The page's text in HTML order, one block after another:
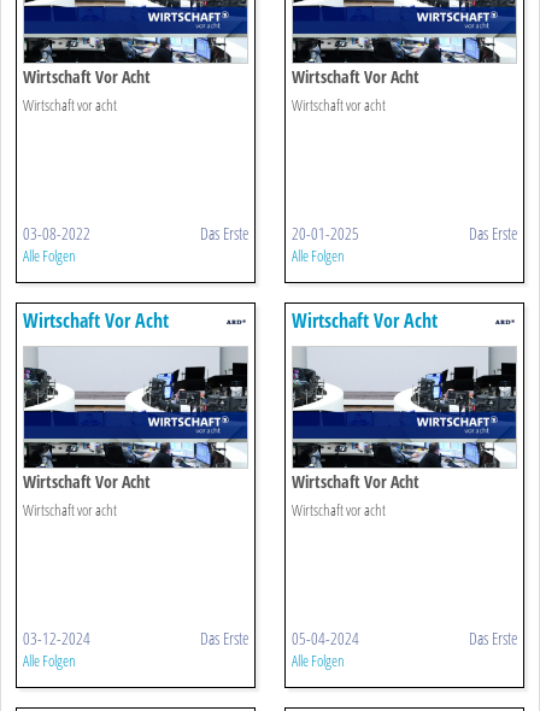
Wirtschaft Vor Acht
Wirtschaft vor acht
03-08-2022 Das Erste
Alle Folgen
Wirtschaft Vor Acht
Wirtschaft vor acht
20-01-2025 Das Erste
Alle Folgen
Wirtschaft Vor Acht
Wirtschaft Vor Acht
Wirtschaft vor acht
03-12-2024 Das Erste
Alle Folgen
Wirtschaft Vor Acht
Wirtschaft Vor Acht
Wirtschaft vor acht
05-04-2024 Das Erste
Alle Folgen